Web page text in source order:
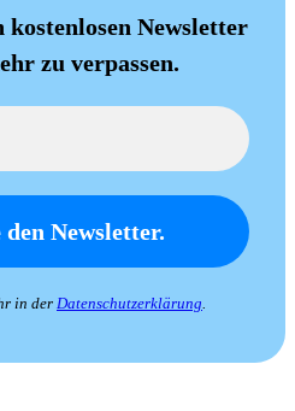
kostenlosen Newsletter
zu verpassen.
in der Datenschutzerklärung.